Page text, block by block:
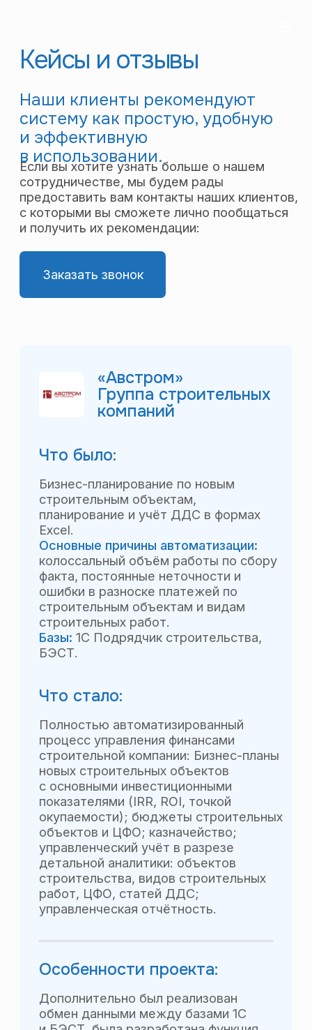
Кейсы и отзывы
Если вы хотите узнать больше о нашем
сотрудничестве, мы будем рады
предоставить вам контакты наших клиентов,
с которыми вы сможете лично пообщаться
и получить их рекомендации:
Наши клиенты рекомендуют
и эффективную
в использовании.
Заказать звонок
Отзыв финансового
директора:
Что стало:
Особенности проекта:
Основные причины автоматизации:
колоссальный объём работы по сбору
факта, постоянные неточности и
Базы:1С Подрядчик строительства,
Полностью автоматизированный
процесс управления финансами
строительной компании: Бизнес-планы
новых строительных объектов
с основными инвестиционными
показателями (IRR, ROI, точкой
окупаемости); бюджеты строительных
объектов и ЦФО; казначейство;
управленческий учёт в разрезе
детальной аналитики: объектов
строительства, видов строительных
работ, ЦФО, статей ДДС;
управленческая отчётность.
«…За время работы с компанией BBG
их слаженный коллектив показал
высокий уровень профессионализма
и всегда шёл на встречу любым нашим
пожеланиям».
обмен данными между базами 1С
и БЭСТ, была разработана функция
загрузки данных из системы ГРАНД-
Смета.
«Австром»
Группа строительных
Смотреть благодарственное письмо
Строительная
компания «Нью
Граунд»